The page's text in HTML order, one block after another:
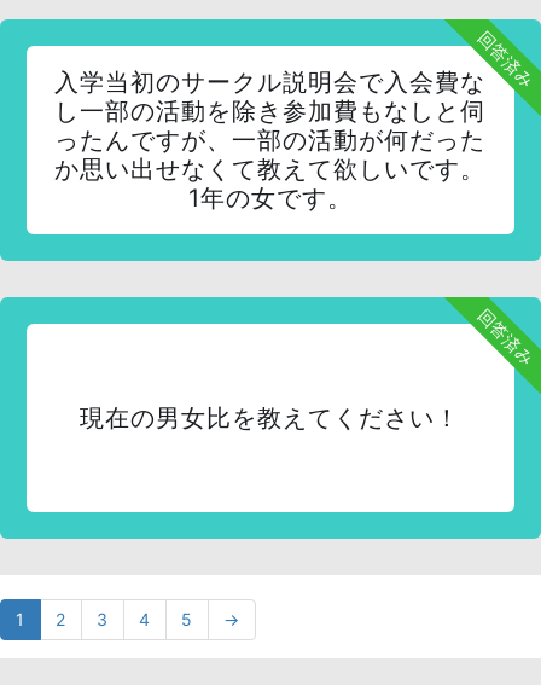
回答済み
入学当初のサークル説明会で入会費な
し一部の活動を除き参加費もなしと伺
ったんですが、一部の活動が何だった
か思い出せなくて教えて欲しいです。
1年の女です。
回答済み
現在の男女比を教えてください！
1 2 3 4 5 →